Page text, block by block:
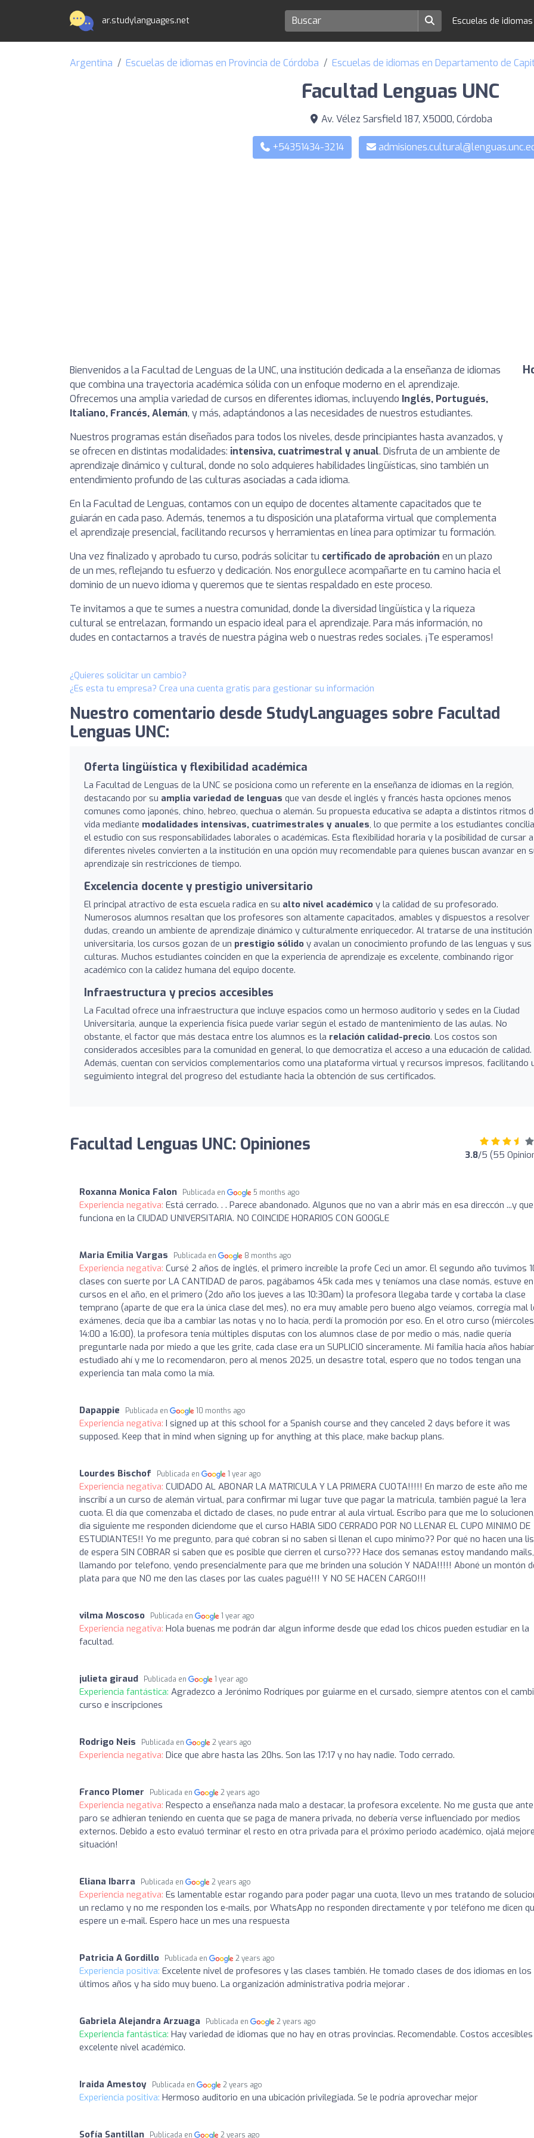
ar.studylanguages.net Escuelas de idiomas
Argentina Escuelas de idiomas en Provincia de Córdoba Escuelas de idiomas en Departamento de
Facultad Lenguas UNC
Av. Vélez Sarsfield 187, X5000, Córdoba
+54351434-3214
Bienvenidos a la Facultad de Lenguas de la UNC, una institución dedicada a la enseñanza de idiomas
que combina una trayectoria académica sólida con un enfoque moderno en el aprendizaje.
Ofrecemos una amplia variedad de cursos en diferentes idiomas, incluyendo Inglés, Portugués,
Italiano, Francés, Alemán, y más, adaptándonos a las necesidades de nuestros estudiantes.
Nuestros programas están diseñados para todos los niveles, desde principiantes hasta avanzados, y
se ofrecen en distintas modalidades: intensiva, cuatrimestral y anual. Disfruta de un ambiente de
aprendizaje dinámico y cultural, donde no solo adquieres habilidades lingüísticas, sino también un
entendimiento profundo de las culturas asociadas a cada idioma.
En la Facultad de Lenguas, contamos con un equipo de docentes altamente capacitados que te
guiarán en cada paso. Además, tenemos a tu disposición una plataforma virtual que complementa
el aprendizaje presencial, facilitando recursos y herramientas en línea para optimizar tu formación.
Una vez finalizado y aprobado tu curso, podrás solicitar tu certificado de aprobación en un plazo
de un mes, reflejando tu esfuerzo y dedicación. Nos enorgullece acompañarte en tu camino hacia el
dominio de un nuevo idioma y queremos que te sientas respaldado en este proceso.
Te invitamos a que te sumes a nuestra comunidad, donde la diversidad lingüística y la riqueza
cultural se entrelazan, formando un espacio ideal para el aprendizaje. Para más información, no
dudes en contactarnos a través de nuestra página web o nuestras redes sociales. ¡Te esperamos!
¿Quieres solicitar un cambio?
¿Es esta tu empresa? Crea una cuenta gratis para gestionar su información
Nuestro comentario desde StudyLanguages sobre Facultad
Lenguas UNC:
Oferta lingüística y flexibilidad académica
La Facultad de Lenguas de la UNC se posiciona como un referente en la enseñanza de idiomas en la región,
destacando por su amplia variedad de lenguas que van desde el inglés y francés hasta opciones menos
comunes como japonés, chino, hebreo, quechua o alemán. Su propuesta educativa se adapta a distintos ritmos
vida mediante modalidades intensivas, cuatrimestrales y anuales, lo que permite a los estudiantes
el estudio con sus responsabilidades laborales o académicas. Esta flexibilidad horaria y la posibilidad de cursar a
diferentes niveles convierten a la institución en una opción muy recomendable para quienes buscan avanzar en
aprendizaje sin restricciones de tiempo.
Excelencia docente y prestigio universitario
El principal atractivo de esta escuela radica en su alto nivel académico y la calidad de su profesorado.
Numerosos alumnos resaltan que los profesores son altamente capacitados, amables y dispuestos a resolver
dudas, creando un ambiente de aprendizaje dinámico y culturalmente enriquecedor. Al tratarse de una institución
universitaria, los cursos gozan de un prestigio sólido y avalan un conocimiento profundo de las lenguas y sus
culturas. Muchos estudiantes coinciden en que la experiencia de aprendizaje es excelente, combinando rigor
académico con la calidez humana del equipo docente.
Infraestructura y precios accesibles
La Facultad ofrece una infraestructura que incluye espacios como un hermoso auditorio y sedes en la Ciudad
Universitaria, aunque la experiencia física puede variar según el estado de mantenimiento de las aulas. No
obstante, el factor que más destaca entre los alumnos es la relación calidad-precio. Los costos son
considerados accesibles para la comunidad en general, lo que democratiza el acceso a una educación de calidad.
Además, cuentan con servicios complementarios como una plataforma virtual y recursos impresos, facilitando
seguimiento integral del progreso del estudiante hacia la obtención de sus certificados.
Facultad Lenguas UNC: Opiniones 3.8/5 (55
Roxanna Monica Falon Publicada en 5 months ago
Experiencia negativa: Está cerrado. . . Parece abandonado. Algunos que no van a abrir más en esa direccón ...y que
funciona en la CIUDAD UNIVERSITARIA. NO COINCIDE HORARIOS CON GOOGLE
Maria Emilia Vargas Publicada en 8 months ago
Experiencia negativa: Cursé 2 años de inglés, el primero increíble la profe Ceci un amor. El segundo año tuvimos
clases con suerte por LA CANTIDAD de paros, pagábamos 45k cada mes y teníamos una clase nomás, estuve
cursos en el año, en el primero (2do año los jueves a las 10:30am) la profesora llegaba tarde y cortaba la clase
temprano (aparte de que era la única clase del mes), no era muy amable pero bueno algo veíamos, corregía mal
exámenes, decía que iba a cambiar las notas y no lo hacía, perdí la promoción por eso. En el otro curso
14:00 a 16:00), la profesora tenía múltiples disputas con los alumnos clase de por medio o más, nadie quería
preguntarle nada por miedo a que les grite, cada clase era un SUPLICIO sinceramente. Mi familia hacía años
estudiado ahí y me lo recomendaron, pero al menos 2025, un desastre total, espero que no todos tengan una
experiencia tan mala como la mía.
Dapappie Publicada en 10 months ago
Experiencia negativa: I signed up at this school for a Spanish course and they canceled 2 days before it was
supposed. Keep that in mind when signing up for anything at this place, make backup plans.
Lourdes Bischof Publicada en 1 year ago
Experiencia negativa: CUIDADO AL ABONAR LA MATRICULA Y LA PRIMERA CUOTA!!!!! En marzo de este año me
inscribí a un curso de alemán virtual, para confirmar mi lugar tuve que pagar la matricula, también pagué la 1era
cuota. El día que comenzaba el dictado de clases, no pude entrar al aula virtual. Escribo para que me lo
dia siguiente me responden diciendome que el curso HABIA SIDO CERRADO POR NO LLENAR EL CUPO MINIMO DE
ESTUDIANTES!! Yo me pregunto, para qué cobran si no saben si llenan el cupo minimo?? Por qué no hacen una
de espera SIN COBRAR si saben que es posible que cierren el curso??? Hace dos semanas estoy mandando mails,
llamando por telefono, yendo presencialmente para que me brinden una solución Y NADA!!!!! Aboné un montón
plata para que NO me den las clases por las cuales pagué!!! Y NO SE HACEN CARGO!!!
vilma Moscoso Publicada en 1 year ago
Experiencia negativa: Hola buenas me podrán dar algun informe desde que edad los chicos pueden estudiar en la
facultad.
julieta giraud Publicada en 1 year ago
Experiencia fantástica: Agradezco a Jerónimo Rodríques por guiarme en el cursado, siempre atentos con el
curso e inscripciones
Rodrigo Neis Publicada en 2 years ago
Experiencia negativa: Dice que abre hasta las 20hs. Son las 17:17 y no hay nadie. Todo cerrado.
Franco Plomer Publicada en 2 years ago
Experiencia negativa: Respecto a enseñanza nada malo a destacar, la profesora excelente. No me gusta que
paro se adhieran teniendo en cuenta que se paga de manera privada, no debería verse influenciado por medios
externos. Debido a esto evaluó terminar el resto en otra privada para el próximo periodo académico, ojalá
situación!
Eliana Ibarra Publicada en 2 years ago
Experiencia negativa: Es lamentable estar rogando para poder pagar una cuota, llevo un mes tratando de
un reclamo y no me responden los e-mails, por WhatsApp no responden directamente y por teléfono me dicen
espere un e-mail. Espero hace un mes una respuesta
Patricia A Gordillo Publicada en 2 years ago
Experiencia positiva: Excelente nivel de profesores y las clases también. He tomado clases de dos idiomas en los
últimos años y ha sido muy bueno. La organización administrativa podria mejorar .
Gabriela Alejandra Arzuaga Publicada en 2 years ago
Experiencia fantástica: Hay variedad de idiomas que no hay en otras provincias. Recomendable. Costos
excelente nivel académico.
Iraida Amestoy Publicada en 2 years ago
Experiencia positiva: Hermoso auditorio en una ubicación privilegiada. Se le podría aprovechar mejor
Sofía Santillan Publicada en 2 years ago